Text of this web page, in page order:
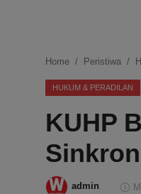
Ekonomi
Internasional
Teknologi
Hiburan
Home Peristiwa
HUKUM & PERADILAN
KUHP
admin